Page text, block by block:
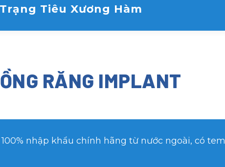
Tiêu Xương Hàm
tiêu đi do không còn lực ăn nhai tác động.
RĂNG IMPLANT
nhập khẩu chính hãng từ nước ngoài, có